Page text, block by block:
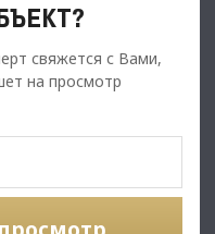
мес.);
свяжется с Вами,
на просмотр